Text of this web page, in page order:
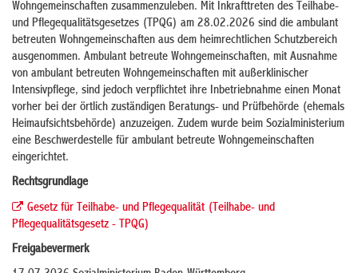
Wohngemeinschaften zusammenzuleben. Mit Inkrafttreten des Teilhabe-
und Pflegequalitätsgesetzes (TPQG) am 28.02.2026 sind die ambulant
betreuten Wohngemeinschaften aus dem heimrechtlichen Schutzbereich
ausgenommen. Ambulant betreute Wohngemeinschaften, mit Ausnahme
von ambulant betreuten Wohngemeinschaften mit außerklinischer
Intensivpflege, sind jedoch verpflichtet ihre Inbetriebnahme einen Monat
vorher bei der örtlich zuständigen Beratungs- und Prüfbehörde (ehemals
Heimaufsichtsbehörde) anzuzeigen. Zudem wurde beim Sozialministerium
eine Beschwerdestelle für ambulant betreute Wohngemeinschaften
eingerichtet.
Rechtsgrundlage
Gesetz für Teilhabe- und Pflegequalität (Teilhabe- und
Pflegequalitätsgesetz - TPQG)
Freigabevermerk